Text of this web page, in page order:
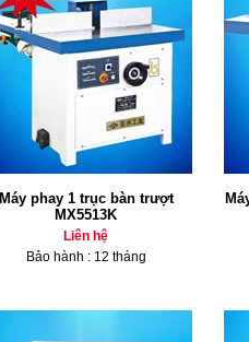
Máy phay 1 trục bàn trượt
MX5513K
Liên hệ
Bảo hành : 12 tháng